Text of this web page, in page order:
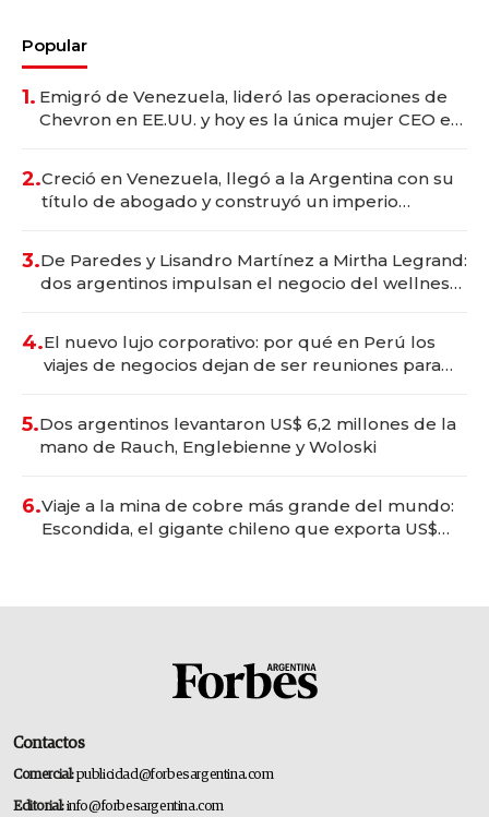
Popular
1. Emigró de Venezuela, lideró las operaciones de
Chevron en EE.UU. y hoy es la única mujer CEO en
2.Creció en Venezuela, llegó a la Argentina con su
título de abogado y construyó un imperio
3.De Paredes y Lisandro Martínez a Mirtha Legrand:
dos argentinos impulsan el negocio del wellness
4.El nuevo lujo corporativo: por qué en Perú los
viajes de negocios dejan de ser reuniones para
5.Dos argentinos levantaron US$ 6,2 millones de la
mano de Rauch, Englebienne y Woloski
6.Viaje a la mina de cobre más grande del mundo:
Escondida, el gigante chileno que exporta US$
Contactos
Comercial:publicidad@forbesargentina.com
Editorial:info@forbesargentina.com